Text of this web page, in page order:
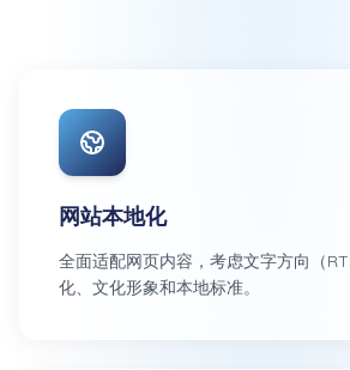
网站本地化
全面适配网页内容，考虑文字方向（
化、文化形象和本地标准。